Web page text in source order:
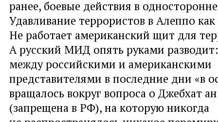
ранее, боевые действия в
Удавливание террористов в Алеппо
Не работает американский щит для
А русский МИД опять руками
между российскими и американскими
представителями в последние дни «в
вращалось вокруг вопроса о Джебхат
(запрещена в РФ), на которую никогда